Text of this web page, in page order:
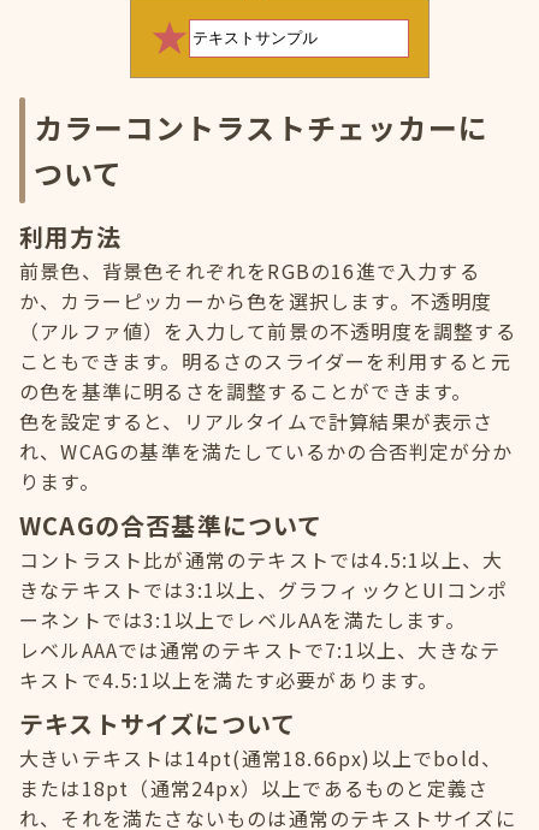
カラーコントラストチェッカーに
ついて
利用方法
前景色、背景色それぞれをRGBの16進で入力する
か、カラーピッカーから色を選択します。不透明度
（アルファ値）を入力して前景の不透明度を調整する
こともできます。明るさのスライダーを利用すると元
の色を基準に明るさを調整することができます。
色を設定すると、リアルタイムで計算結果が表示さ
れ、WCAGの基準を満たしているかの合否判定が分か
ります。
WCAGの合否基準について
コントラスト比が通常のテキストでは4.5:1以上、大
きなテキストでは3:1以上、グラフィックとUIコンポ
ーネントでは3:1以上でレベルAAを満たします。
レベルAAAでは通常のテキストで7:1以上、大きなテ
キストで4.5:1以上を満たす必要があります。
テキストサイズについて
大きいテキストは14pt(通常18.66px)以上でbold、
または18pt（通常24px）以上であるものと定義さ
れ、それを満たさないものは通常のテキストサイズに